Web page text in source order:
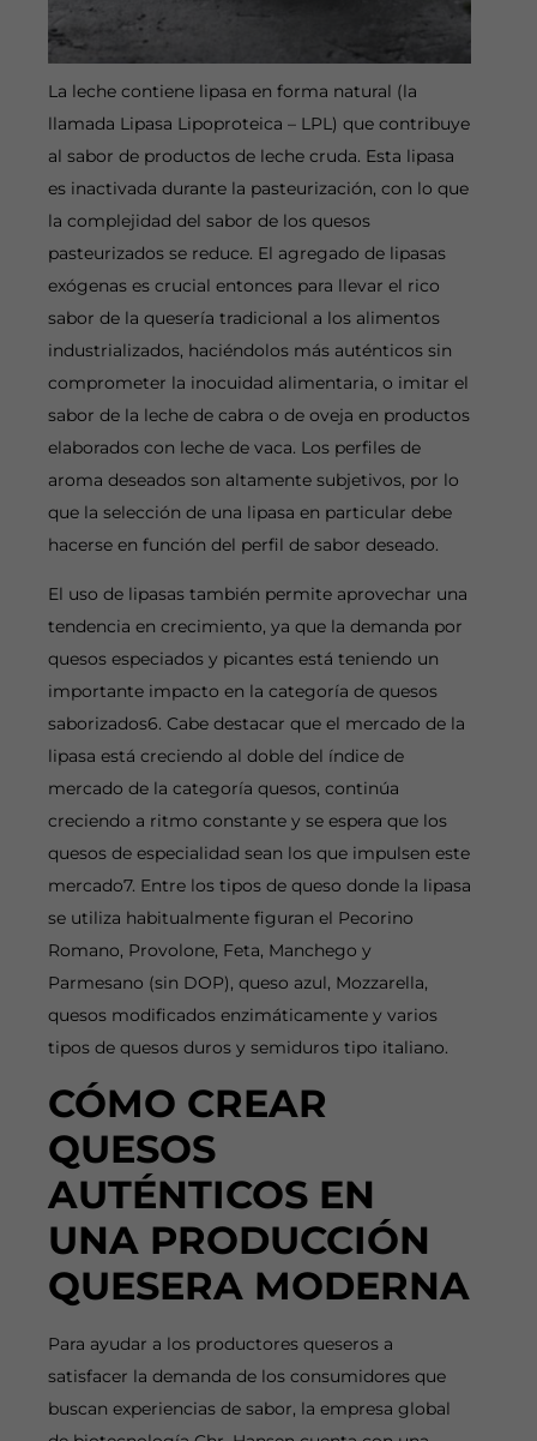
La leche contiene lipasa en forma natural (la
llamada Lipasa Lipoproteica – LPL) que contribuye
al sabor de productos de leche cruda. Esta lipasa
es inactivada durante la pasteurización, con lo que
la complejidad del sabor de los quesos
pasteurizados se reduce. El agregado de lipasas
exógenas es crucial entonces para llevar el rico
sabor de la quesería tradicional a los alimentos
industrializados, haciéndolos más auténticos sin
comprometer la inocuidad alimentaria, o imitar el
sabor de la leche de cabra o de oveja en productos
elaborados con leche de vaca. Los perfiles de
aroma deseados son altamente subjetivos, por lo
que la selección de una lipasa en particular debe
hacerse en función del perfil de sabor deseado.
El uso de lipasas también permite aprovechar una
tendencia en crecimiento, ya que la demanda por
quesos especiados y picantes está teniendo un
importante impacto en la categoría de quesos
saborizados6. Cabe destacar que el mercado de la
lipasa está creciendo al doble del índice de
mercado de la categoría quesos, continúa
creciendo a ritmo constante y se espera que los
quesos de especialidad sean los que impulsen este
mercado7. Entre los tipos de queso donde la lipasa
se utiliza habitualmente figuran el Pecorino
Romano, Provolone, Feta, Manchego y
Parmesano (sin DOP), queso azul, Mozzarella,
quesos modificados enzimáticamente y varios
tipos de quesos duros y semiduros tipo italiano.
CÓMO CREAR
QUESOS
AUTÉNTICOS EN
UNA PRODUCCIÓN
QUESERA MODERNA
Para ayudar a los productores queseros a
satisfacer la demanda de los consumidores que
buscan experiencias de sabor, la empresa global